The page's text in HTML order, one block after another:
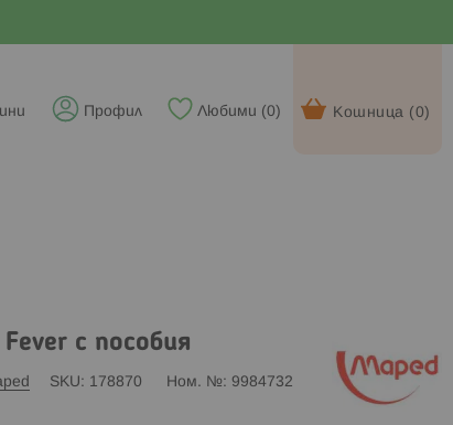
Кошница (0)
Любими (0)
Профил
с пособия
SKU 178870 Ном. № 9984732